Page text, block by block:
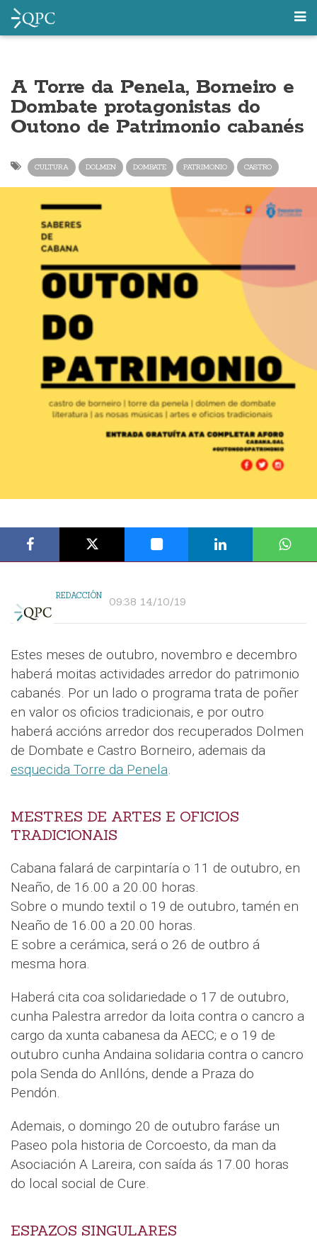
A Torre da Penela, Borneiro e
Dombate protagonistas do
Outono de Patrimonio cabanés
CULTURA DOLMEN DOMBATE PATRIMONIO CASTRO
REDACCIÓN 09:38 14/10/19
Estes meses de outubro, novembro e decembro
haberá moitas actividades arredor do patrimonio
cabanés. Por un lado o programa trata de poñer
en valor os oficios tradicionais, e por outro
haberá accións arredor dos recuperados Dolmen
de Dombate e Castro Borneiro, ademais da
esquecida Torre da Penela.
MESTRES DE ARTES E OFICIOS
TRADICIONAIS
Cabana falará de carpintaría o 11 de outubro, en
Neaño, de 16.00 a 20.00 horas.
Sobre o mundo textil o 19 de outubro, tamén en
Neaño de 16.00 a 20.00 horas.
E sobre a cerámica, será o 26 de outbro á
mesma hora.
Haberá cita coa solidariedade o 17 de outubro,
cunha Palestra arredor da loita contra o cancro a
cargo da xunta cabanesa da AECC; e o 19 de
outubro cunha Andaina solidaria contra o cancro
pola Senda do Anllóns, dende a Praza do
Pendón.
Ademais, o domingo 20 de outubro faráse un
Paseo pola historia de Corcoesto, da man da
Asociación A Lareira, con saída ás 17.00 horas
do local social de Cure.
ESPAZOS SINGULARES